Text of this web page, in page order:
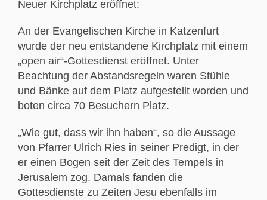
Neuer Kirchplatz eröffnet:
An der Evangelischen Kirche in Katzenfurt
wurde der neu entstandene Kirchplatz mit einem
„open air“-Gottesdienst eröffnet. Unter
Beachtung der Abstandsregeln waren Stühle
und Bänke auf dem Platz aufgestellt worden und
boten circa 70 Besuchern Platz.
„Wie gut, dass wir ihn haben“, so die Aussage
von Pfarrer Ulrich Ries in seiner Predigt, in der
er einen Bogen seit der Zeit des Tempels in
Jerusalem zog. Damals fanden die
Gottesdienste zu Zeiten Jesu ebenfalls im